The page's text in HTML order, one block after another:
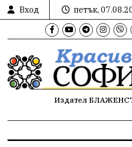
Вход
петък,
Издател